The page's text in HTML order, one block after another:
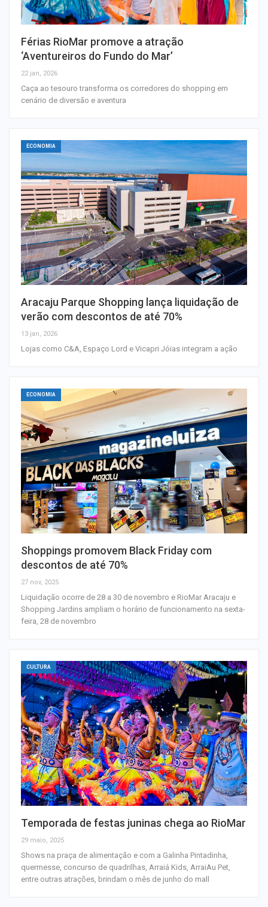
Férias RioMar promove a atração
‘Aventureiros do Fundo do Mar’
22 jan, 2026
Caça ao tesouro transforma os corredores do shopping em
cenário de diversão e aventura
ECONOMIA
Aracaju Parque Shopping lança liquidação de
verão com descontos de até 70%
13 jan, 2026
Lojas como C&A, Espaço Lord e Vicapri Jóias integram a ação
ECONOMIA
Shoppings promovem Black Friday com
descontos de até 70%
27 nov, 2025
Liquidação ocorre de 28 a 30 de novembro e RioMar Aracaju e
Shopping Jardins ampliam o horário de funcionamento na sexta-
feira, 28 de novembro
CULTURA
Temporada de festas juninas chega ao RioMar
29 maio, 2025
Shows na praça de alimentação e com a Galinha Pintadinha,
quermesse, concurso de quadrilhas, Arraiá Kids, ArraiAu Pet,
entre outras atrações, brindam o mês de junho do mall